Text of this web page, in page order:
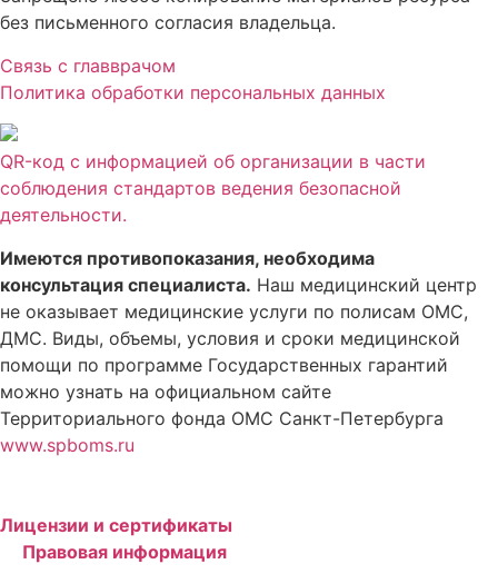
без письменного согласия владельца.
Связь с главврачом
Политика обработки персональных данных
QR-код с информацией об организации в части
соблюдения стандартов ведения безопасной
деятельности.
Имеются противопоказания, необходима
консультация специалиста. Наш медицинский центр
не оказывает медицинские услуги по полисам ОМС,
ДМС. Виды, объемы, условия и сроки медицинской
помощи по программе Государственных гарантий
можно узнать на официальном сайте
Территориального фонда ОМС Санкт-Петербурга
www.spboms.ru
Лицензии и сертификаты
Правовая информация